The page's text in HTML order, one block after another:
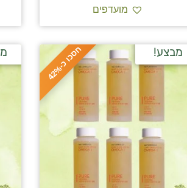
מועדפים
ח
ס
כ
ו
כ
-
4
2
% מבצע!